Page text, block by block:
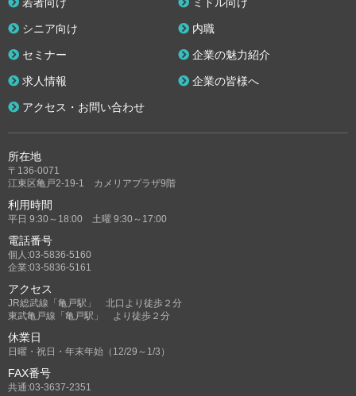
所在地
〒136-0071
江東区亀戸2-19-1 カメリアプラザ9階
利用時間
平日 9:30～18:00 土曜 9:30～17:00
電話番号
個人:03-5836-5160
企業:03-5836-5161
アクセス
JR総武線「亀戸駅」 北口より徒歩２分
東武亀戸線「亀戸駅」 より徒歩２分
休業日
日曜・祝日・年末年始（12/29～1/3）
FAX番号
共通:03-3637-2351
シニア向け 内職
セミナー 企業の魅力紹介
求人情報 企業の皆様へ
アクセス・お問い合わせ